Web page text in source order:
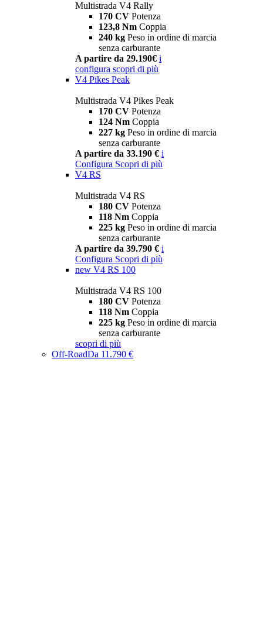
Multistrada V4 Rally
170 CV Potenza
123,8 Nm Coppia
240 kg Peso in ordine di marcia
senza carburante
A partire da 29.190€ i
configura scopri di più
V4 Pikes Peak
Multistrada V4 Pikes Peak
170 CV Potenza
124 Nm Coppia
227 kg Peso in ordine di marcia
senza carburante
A partire da 33.190 € i
Configura Scopri di più
V4 RS
Multistrada V4 RS
180 CV Potenza
118 Nm Coppia
225 kg Peso in ordine di marcia
senza carburante
A partire da 39.790 € i
Configura Scopri di più
new V4 RS 100
Multistrada V4 RS 100
180 CV Potenza
118 Nm Coppia
225 kg Peso in ordine di marcia
senza carburante
scopri di più
Off-RoadDa 11.790 €